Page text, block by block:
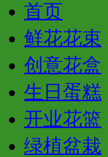
首页
鲜花花束
创意花盒
生日蛋糕
开业花篮
绿植盆栽